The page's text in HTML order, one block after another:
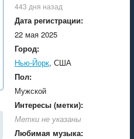
443 дня назад
Дата регистрации:
22 мая 2025
Город:
Нью-Йорк, США
Пол:
Мужской
Интересы (метки):
Метки не указаны
Любимая музыка: